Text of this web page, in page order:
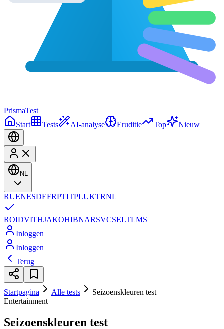
PrismaTest
Start
Tests AI-analyse Eruditie Top Nieuw
NL
RUENESDEFRPTITPLUKTRNL
ROIDVITHJAKOHIBNARSVCSELTLMS
Inloggen
Inloggen
Terug
Startpagina Alle tests
Seizoenskleuren test
Entertainment
Seizoenskleuren test